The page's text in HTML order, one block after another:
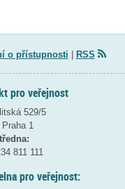
o přístupnosti RSS
pro veřejnost
529/5
Praha 1
811 111
pro veřejnost: